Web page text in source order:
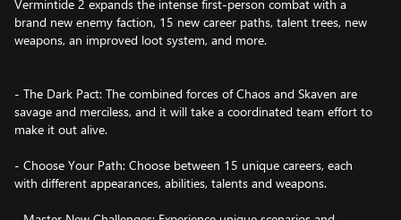
Vermintide 2 expands the intense first-person combat with a
brand new enemy faction, 15 new career paths, talent trees, new
weapons, an improved loot system, and more.
- The Dark Pact: The combined forces of Chaos and Skaven are
savage and merciless, and it will take a coordinated team effort to
make it out alive.
- Choose Your Path: Choose between 15 unique careers, each
with different appearances, abilities, talents and weapons.